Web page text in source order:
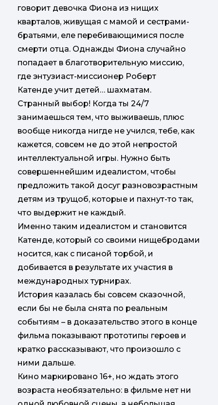
говорит девочка Фиона из нищих
кварталов, живущая с мамой и сестрами-
братьями, еле перебивающимися после
смерти отца. Однажды Фиона случайно
попадает в благотворительную миссию,
где энтузиаст-миссионер Роберт
Катенде учит детей… шахматам.
Странный выбор! Когда ты 24/7
занимаешься тем, что выживаешь, плюс
вообще никогда нигде не учился, тебе, как
кажется, совсем не до этой непростой
интеллектуальной игры. Нужно быть
совершеннейшим идеалистом, чтобы
предложить такой досуг разновозрастным
детям из трущоб, которые и пахнут-то так,
что выдержит не каждый.
Именно таким идеалистом и становится
Катенде, который со своими нищебродами
носится, как с писаной торбой, и
добивается в результате их участия в
международных турнирах.
История казалась бы совсем сказочной,
если бы не была снята по реальным
событиям – в доказательство этого в конце
фильма показывают прототипы героев и
кратко рассказывают, что произошло с
ними дальше.
Кино маркировано 16+, но ждать этого
возраста необязательно: в фильме нет ни